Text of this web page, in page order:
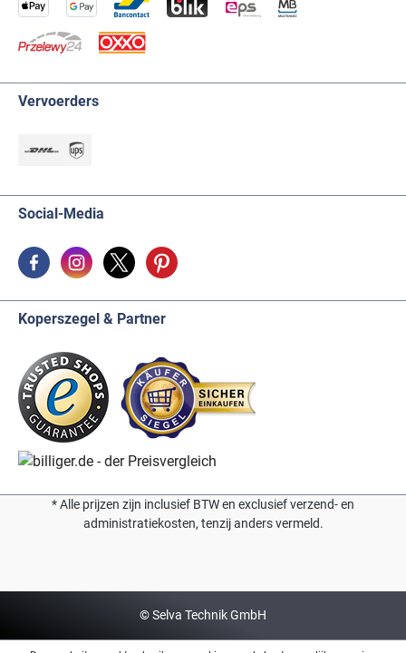
Vervoerders
Social-Media
Koperszegel & Partner
* Alle prijzen zijn inclusief BTW en exclusief verzend- en
administratiekosten, tenzij anders vermeld.
© Selva Technik GmbH